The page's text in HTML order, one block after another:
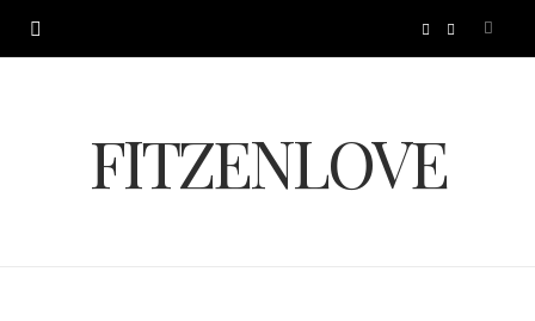
s
FITZENLOVE